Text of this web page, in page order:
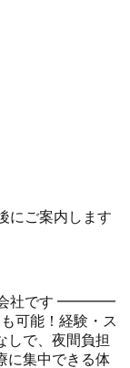
にご案内します
会社です ━━━━
可能！経験・ス
しで、夜間負担
に集中できる体